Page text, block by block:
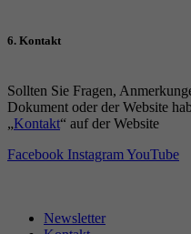
6. Kontakt
Sollten Sie Fragen,
Dokument oder der Website
„Kontakt“ auf der Website
Facebook InstagramYouTube
Newsletter